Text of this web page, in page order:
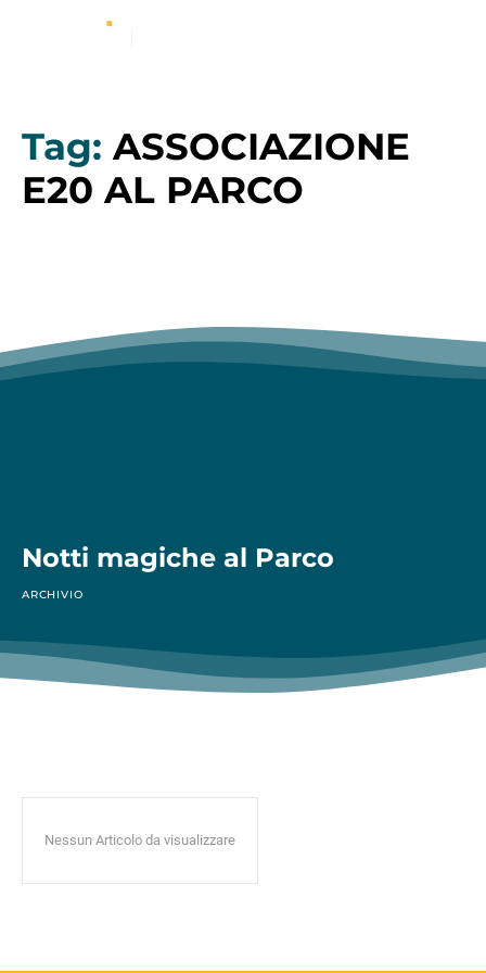
Tag:ASSOCIAZIONE
E20 AL PARCO
Notti magiche al Parco
ARCHIVIO
Nessun Articolo da visualizzare